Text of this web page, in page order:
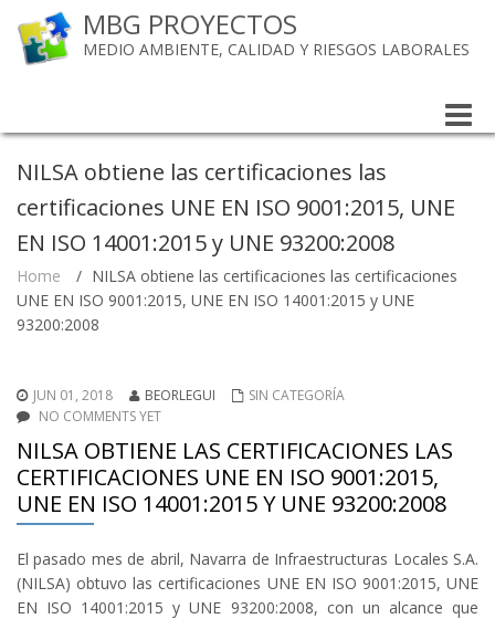
MBG PROYECTOS
MEDIO AMBIENTE, CALIDAD Y RIESGOS LABORALES
Toggle
NILSA obtiene las certificaciones las
certificaciones UNE EN ISO 9001:2015, UNE
EN ISO 14001:2015 y UNE 93200:2008
Home / NILSA obtiene las certificaciones las certificaciones
UNE EN ISO 9001:2015, UNE EN ISO 14001:2015 y UNE
93200:2008
JUN 01, 2018 BEORLEGUI
SIN CATEGORÍA
NO COMMENTS YET
NILSA OBTIENE LAS CERTIFICACIONES LAS
CERTIFICACIONES UNE EN ISO 9001:2015,
UNE EN ISO 14001:2015 Y UNE 93200:2008
El pasado mes de abril, Navarra de Infraestructuras Locales S.A.
(NILSA) obtuvo las certificaciones UNE EN ISO 9001:2015, UNE
EN ISO 14001:2015 y UNE 93200:2008, con un alcance que